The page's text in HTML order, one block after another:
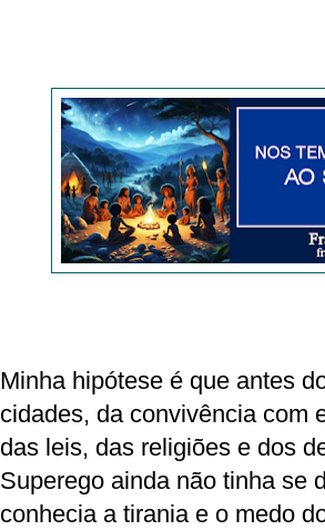
Minha hipótese é que antes
cidades, da convivência com
das leis, das religiões e dos
Superego ainda não tinha se
conhecia a tirania e o medo